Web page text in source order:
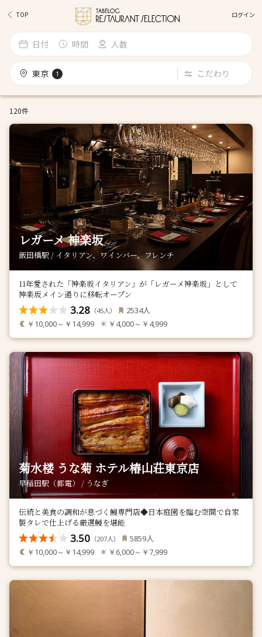
TOP ログイン
日付 時間 人数
東京 1 こだわり
120件
レガーメ 神楽坂
飯田橋駅 / イタリアン、ワインバー、フレンチ
11年愛された「神楽坂イタリアン」が「レガーメ神楽坂」として
神楽坂メイン通りに移転オープン
3.28 （45人） 2534人
￥10,000～￥14,999 ￥4,000～￥4,999
菊水楼 うな菊 ホテル椿山荘東京店
早稲田駅（都電） / うなぎ
伝統と美食の調和が息づく鰻専門店◆日本庭園を臨む空間で自家
製タレで仕上げる厳選鰻を堪能
3.50 （207人） 5859人
￥10,000～￥14,999 ￥6,000～￥7,999